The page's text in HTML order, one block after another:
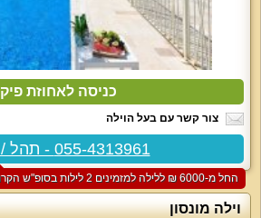
כניסה לאחוזת פיק
צור קשר עם בעל הוילה
055-4313961 - תהל / איתן
החל מ-‏6000 ₪ ללילה למזמינים 2 לילות בסופ"ש הקרוב
וילה מונסון